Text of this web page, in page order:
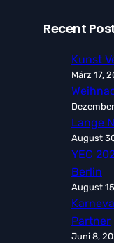
Recent
Kunst
März 17,
Lange
August
YEC
Berlin
August
Partner
Juni 8,